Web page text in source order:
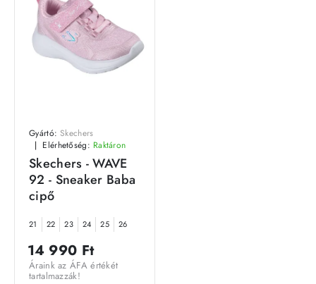
Gyártó: Skechers
Elérhetőség: Raktáron
Skechers - WAVE
92 - Sneaker Baba
cipő
21 22 23 24 25 26
14 990 Ft
Áraink az ÁFA értékét
tartalmazzák!